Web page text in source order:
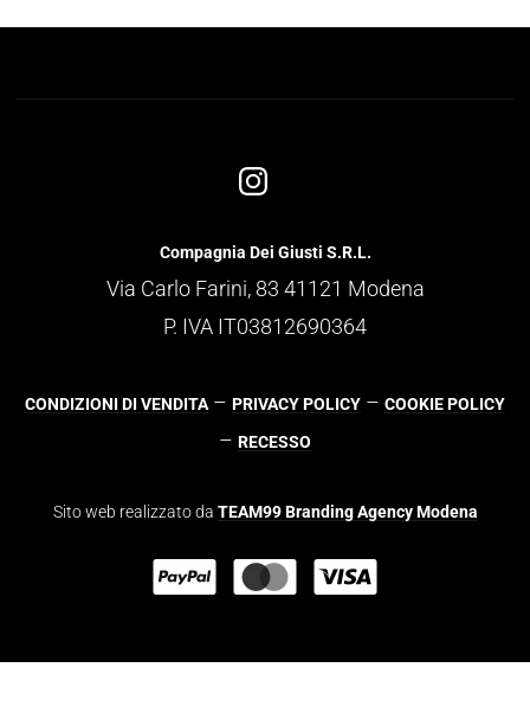
Compagnia Dei Giusti S.R.L.
Via Carlo Farini, 83 41121 Modena
P. IVA IT03812690364
CONDIZIONI DI VENDITA – PRIVACY POLICY – COOKIE POLICY
– RECESSO
Sito web realizzato da TEAM99 Branding Agency Modena